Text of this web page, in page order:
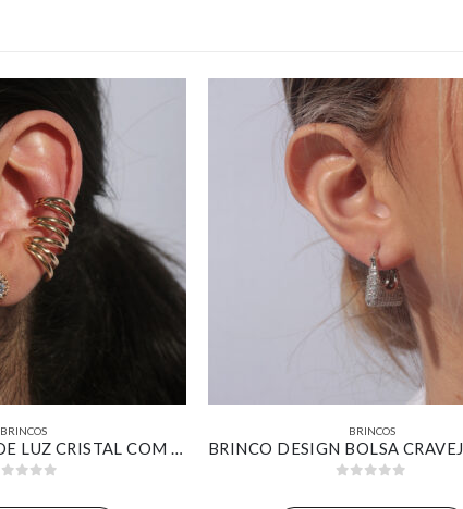
BRINCOS
BRINCO PONTO DE LUZ CRISTAL COM MAXI PIERCING FIOS BANHADO EM OURO 18K
BRINCOS